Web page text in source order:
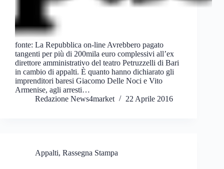
fonte: La Repubblica on-line Avrebbero pagato
tangenti per più di 200mila euro complessivi all’ex
direttore amministrativo del teatro Petruzzelli di Bari
in cambio di appalti. È quanto hanno dichiarato gli
imprenditori baresi Giacomo Delle Noci e Vito
Armenise, agli arresti…
Redazione News4market
22 Aprile 2016
Appalti, Rassegna Stampa